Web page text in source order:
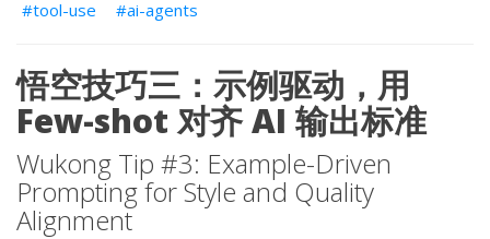
tool-use
ai-agents
悟空技巧三：示例驱动，用
Few-shot 对齐 AI 输出标准
Wukong Tip #3: Example-Driven
Prompting for Style and Quality
Alignment